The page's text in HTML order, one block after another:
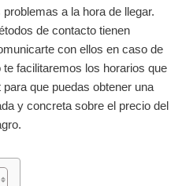
a la hora de llegar.
de contacto tienen
con ellos en caso de
facilitaremos los horarios que
que puedas obtener una
y concreta sobre el precio del